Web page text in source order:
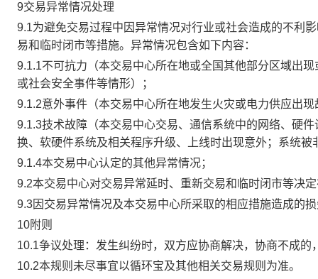
9交易异常情况处理
9.1为避免交易过程中因异常情况对行业或社会造成的不利
易和临时闭市等措施。异常情况包含如下内容：
9.1.1不可抗力（本交易中心所在地或全国其他部分区域出
或社会安全事件等情形）；
9.1.2意外事件（本交易中心所在地发生火灾或电力供应出
9.1.3技术故障（本交易中心交易、通信系统中的网络、硬
换、软硬件系统及相关程序升级、上线时出现意外；系统
9.1.4本交易中心认定的其他异常情况；
9.2本交易中心对交易异常延时、重新交易和临时闭市等决
9.3因交易异常情况及本交易中心所采取的相应措施造成的
10附则
10.1争议处理：发生纠纷时，双方应协商解决，协商不成
10.2本规则未尽事宜以循环宝及其他相关交易规则为准。